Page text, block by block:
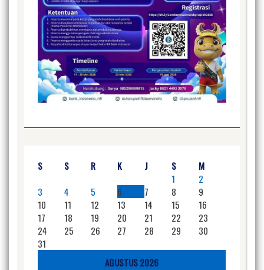
AGUSTUS 2026
S S R K J S
M
1
2
3
4 5 6 7 8
9
10
11 12 13 14 15
16
17
18 19 20 21 22
23
24
25 26 27 28 29
30
31